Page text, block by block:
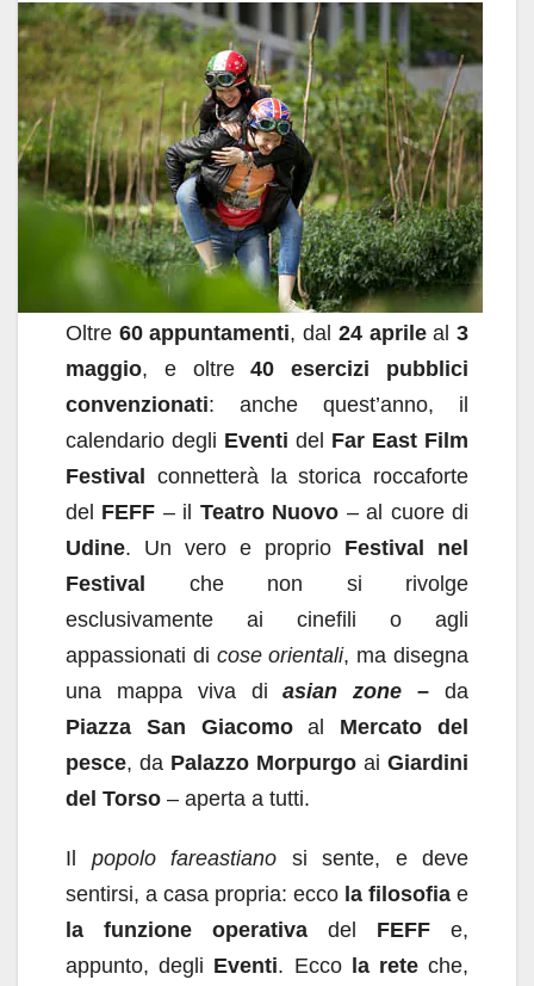
c
e
b
o
o
k
at
s
A
p
p
k
e
dI
n
ail
n
di
vi
di
Oltre 60 appuntamenti, dal 24 aprileal3
maggio, e oltre40 esercizi pubblici
convenzionati: anche quest’anno, il
calendario degli Eventi del Far East Film
Festival connetterà la storica roccaforte
del FEFF – il Teatro Nuovo – al cuore di
Udine. Un vero e proprio Festival nel
Festival
che non si rivolge
esclusivamente ai cinefili o agli
appassionati di cose orientali, ma disegna
una mappa viva diasian zone–da
Piazza San Giacomoal Mercato del
pesce, da Palazzo Morpurgo ai Giardini
del Torso – aperta a tutti.
Il popolo fareastiano si sente, e deve
sentirsi, a casa propria: ecco la filosofia e
la funzione
operativa del FEFF e,
appunto, degli Eventi. Ecco la reteche,